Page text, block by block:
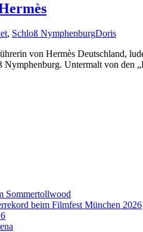
, Schloß NymphenburgDoris
von Hermès Deutschland,
Untermalt von
Sommertollwood
beim Filmfest München 2026